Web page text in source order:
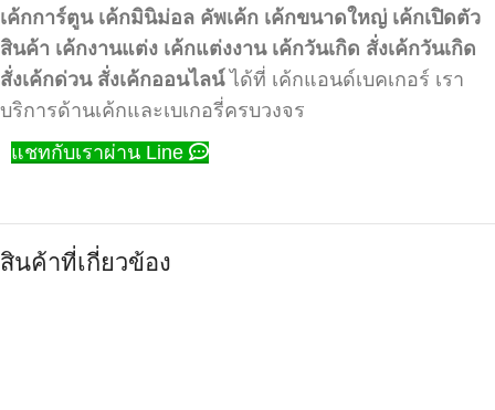
เค้กการ์ตูน เค้กมินิม่อล คัพเค้ก เค้กขนาดใหญ่ เค้กเปิดตัว
สินค้า เค้กงานแต่ง เค้กแต่งงาน เค้กวันเกิด สั่งเค้กวันเกิด
สั่งเค้กด่วน สั่งเค้กออนไลน์ได้ที่ เค้กแอนด์เบคเกอร์ เรา
บริการด้านเค้กและเบเกอรี่ครบวงจร
แชทกับเราผ่าน Line
สินค้าที่เกี่ยวข้อง